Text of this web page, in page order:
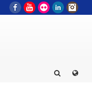
FacebookYouTube
Flickr LinkedIn